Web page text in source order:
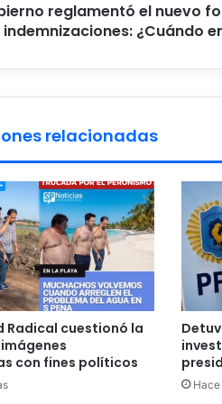
reglamentó el nuevo
indemnizaciones: ¿Cuándo
relacionadas
Radical cuestionó la
con fines políticos